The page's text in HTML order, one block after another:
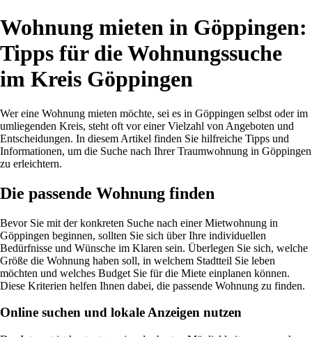
Wohnung mieten in Göppingen:
Tipps für die Wohnungssuche
im Kreis Göppingen
Wer eine Wohnung mieten möchte, sei es in Göppingen selbst oder im
umliegenden Kreis, steht oft vor einer Vielzahl von Angeboten und
Entscheidungen. In diesem Artikel finden Sie hilfreiche Tipps und
Informationen, um die Suche nach Ihrer Traumwohnung in Göppingen
zu erleichtern.
Die passende Wohnung finden
Bevor Sie mit der konkreten Suche nach einer Mietwohnung in
Göppingen beginnen, sollten Sie sich über Ihre individuellen
Bedürfnisse und Wünsche im Klaren sein. Überlegen Sie sich, welche
Größe die Wohnung haben soll, in welchem Stadtteil Sie leben
möchten und welches Budget Sie für die Miete einplanen können.
Diese Kriterien helfen Ihnen dabei, die passende Wohnung zu finden.
Online suchen und lokale Anzeigen nutzen